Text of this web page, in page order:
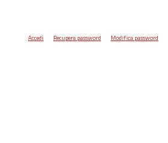
Accedi Recupera password Modifica password